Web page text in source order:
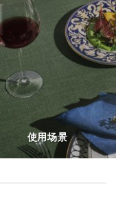
使用场景